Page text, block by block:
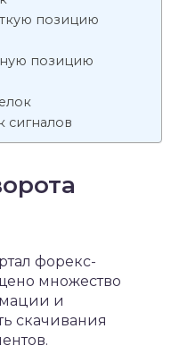
позицию
позицию
сигналов
форекс-
множество
и
скачивания